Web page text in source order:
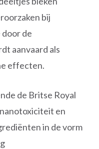
bij
de
aanvaard als
effecten.
de Britse Royal
en
in de vorm